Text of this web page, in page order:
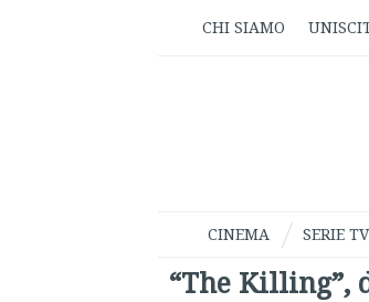
CHI SIAMO
CINEMA SERIE TV
“The Killing”,